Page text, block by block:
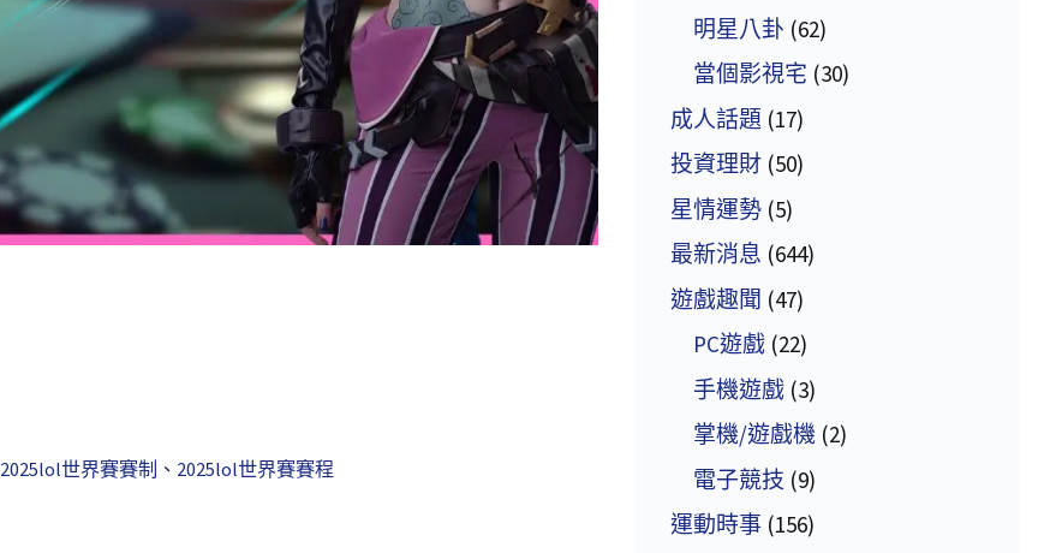
2025lol世界賽賽制 、 2025lol世界賽賽程
明星八卦 (62)
當個影視宅 (30)
成人話題 (17)
投資理財 (50)
星情運勢 (5)
最新消息 (644)
遊戲趣聞 (47)
PC遊戲 (22)
手機遊戲 (3)
掌機/遊戲機 (2)
電子競技 (9)
運動時事 (156)